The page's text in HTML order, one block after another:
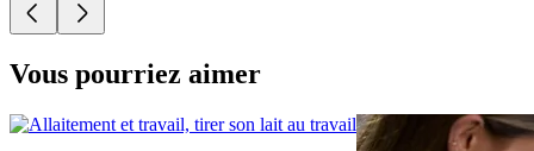
Vous pourriez aimer